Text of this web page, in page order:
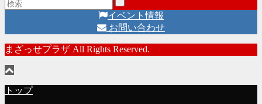
イベント情報
お問い合わせ
まざっせプラザ All Rights Reserved.
トップ